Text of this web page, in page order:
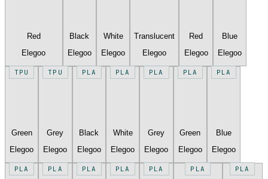
Red
Elegoo
Black
Elegoo
White
Elegoo
Translucent
Elegoo
Red
Elegoo
Blue
Elegoo
TPU
Green
Elegoo
TPU
Grey
Elegoo
PLA
Black
Elegoo
PLA
White
Elegoo
PLA
Grey
Elegoo
PLA
Green
Elegoo
PLA
Blue
Elegoo
PLA PLA PLA PLA PLA PLA PLA